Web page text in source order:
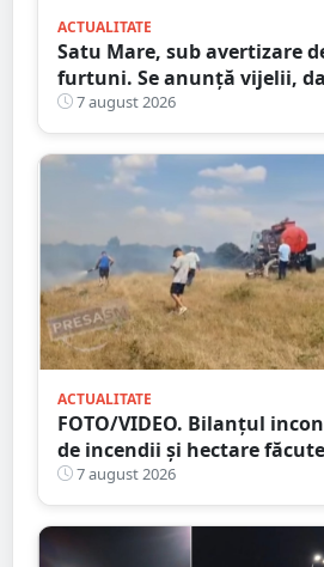
ACTUALITATE
Satu Mare, sub avertizare
furtuni. Se anunță vijelii,
ridicate. Avertizarea ANM
7 august 2026
ACTUALITATE
FOTO/VIDEO. Bilanțul
de incendii și hectare
județul Satu Mare
7 august 2026